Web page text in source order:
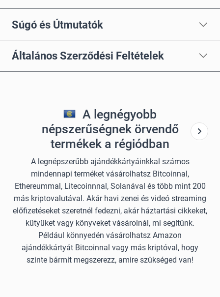
Súgó és Útmutatók
Általános Szerződési Feltételek
A legnégyobb
népszerűségnek örvendő
termékek a régiódban
A legnépszerűbb ajándékkártyáinkkal számos
mindennapi terméket vásárolhatsz Bitcoinnal,
Ethereummal, Litecoinnnal, Solanával és több mint 200
más kriptovalutával. Akár havi zenei és videó streaming
előfizetéseket szeretnél fedezni, akár háztartási cikkeket,
kütyüket vagy könyveket vásárolnál, mi segítünk.
Például könnyedén vásárolhatsz Amazon
ajándékkártyát Bitcoinnal vagy más kriptóval, hogy
szinte bármit megszerezz, amire szükséged van!